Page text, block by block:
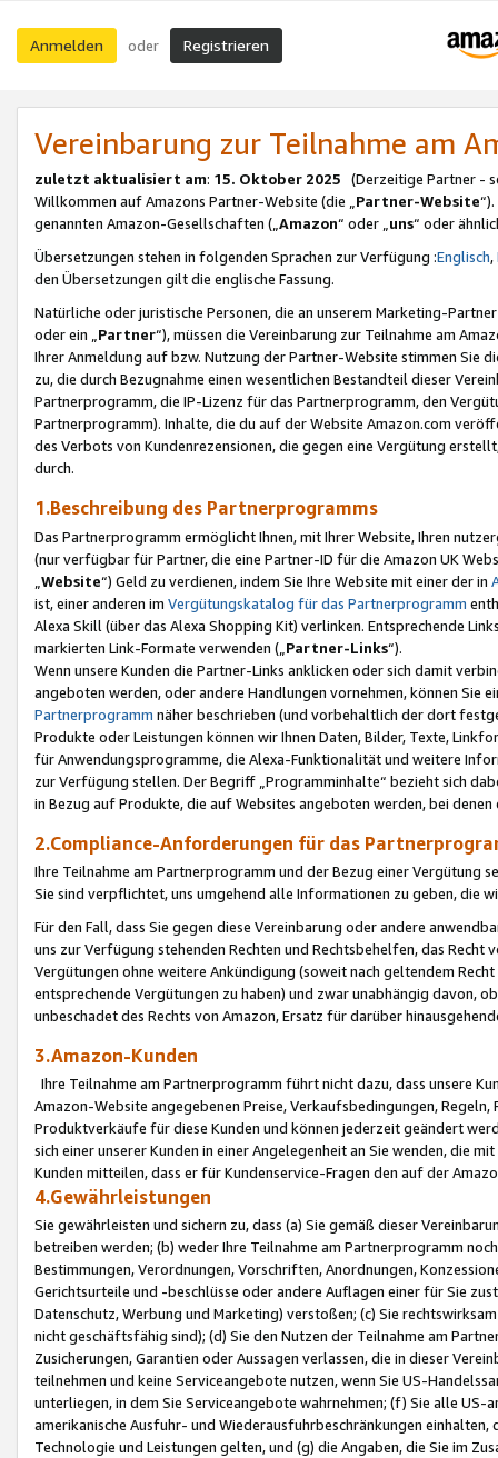
Anmelden oder Registrieren
Vereinbarung zur Teilnahme am
zuletzt aktualisiert am: 15. Oktober 2025 (Derzeitige Partner -
Willkommen auf Amazons Partner-Website (die „Partner-Website
genannten Amazon-Gesellschaften („Amazon“ oder „uns“ oder
Übersetzungen stehen in folgenden Sprachen zur Verfügung :Englisch,
den Übersetzungen gilt die englische Fassung.
Natürliche oder juristische Personen, die an unserem Marketing-
oder ein „Partner“), müssen die Vereinbarung zur Teilnahme am
Ihrer Anmeldung auf bzw. Nutzung der Partner-Website stimmen Sie
zu, die durch Bezugnahme einen wesentlichen Bestandteil dieser
Partnerprogramm, die IP-Lizenz für das Partnerprogramm, den
Partnerprogramm). Inhalte, die du auf der Website Amazon.com
des Verbots von Kundenrezensionen, die gegen eine Vergütung
durch.
1.Beschreibung des Partnerprogramms
Das Partnerprogramm ermöglicht Ihnen, mit Ihrer Website, Ihren
(nur verfügbar für Partner, die eine Partner-ID für die Amazon UK
Website“) Geld zu verdienen, indem Sie Ihre Website mit einer der in
ist, einer anderen im Vergütungskatalog für das Partnerprogramm
Alexa Skill (über das Alexa Shopping Kit) verlinken. Entsprechende
markierten Link-Formate verwenden („ Partner-Links“).
Wenn unsere Kunden die Partner-Links anklicken oder sich damit
angeboten werden, oder andere Handlungen vornehmen, können Sie
Partnerprogramm näher beschrieben (und vorbehaltlich der dort
Produkte oder Leistungen können wir Ihnen Daten, Bilder, Texte,
für Anwendungsprogramme, die Alexa-Funktionalität und weitere
zur Verfügung stellen. Der Begriff „Programminhalte“ bezieht sich
in Bezug auf Produkte, die auf Websites angeboten werden, bei
2.Compliance-Anforderungen für das
Ihre Teilnahme am Partnerprogramm und der Bezug einer Vergütung
Sie sind verpflichtet, uns umgehend alle Informationen zu geben, die
Für den Fall, dass Sie gegen diese Vereinbarung oder andere
uns zur Verfügung stehenden Rechten und Rechtsbehelfen, das
Vergütungen ohne weitere Ankündigung (soweit nach geltendem
entsprechende Vergütungen zu haben) und zwar unabhängig davon,
unbeschadet des Rechts von Amazon, Ersatz für darüber
3.Amazon-Kunden
Ihre Teilnahme am Partnerprogramm führt nicht dazu, dass unsere
Amazon-Website angegebenen Preise, Verkaufsbedingungen,
Produktverkäufe für diese Kunden und können jederzeit geändert
sich einer unserer Kunden in einer Angelegenheit an Sie wenden, die
Kunden mitteilen, dass er für Kundenservice-Fragen den auf der
4.Gewährleistungen
Sie gewährleisten und sichern zu, dass (a) Sie gemäß dieser
betreiben werden; (b) weder Ihre Teilnahme am Partnerprogramm
Bestimmungen, Verordnungen, Vorschriften, Anordnungen,
Gerichtsurteile und -beschlüsse oder andere Auflagen einer für Sie
Datenschutz, Werbung und Marketing) verstoßen; (c) Sie
nicht geschäftsfähig sind); (d) Sie den Nutzen der Teilnahme am
Zusicherungen, Garantien oder Aussagen verlassen, die in dieser
teilnehmen und keine Serviceangebote nutzen, wenn Sie US-
unterliegen, in dem Sie Serviceangebote wahrnehmen; (f) Sie alle
amerikanische Ausfuhr- und Wiederausfuhrbeschränkungen
Technologie und Leistungen gelten, und (g) die Angaben, die Sie im